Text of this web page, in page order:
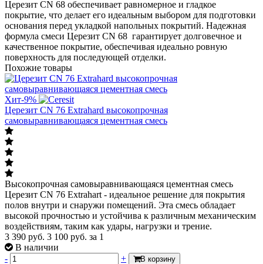
Церезит CN 68 обеспечивает равномерное и гладкое
покрытие, что делает его идеальным выбором для подготовки
основания перед укладкой напольных покрытий. Надежная
формула смеси Церезит CN 68 гарантирует долговечное и
качественное покрытие, обеспечивая идеально ровную
поверхность для последующей отделки.
Похожие товары
Хит-9%
Церезит CN 76 Extrahard высокопрочная
самовыравнивающаяся цементная смесь
Высокопрочная самовыравнивающаяся цементная смесь
Церезит CN 76 Extrahart - идеальное решение для покрытия
полов внутри и снаружи помещений. Эта смесь обладает
высокой прочностью и устойчива к различным механическим
воздействиям, таким как удары, нагрузки и трение.
3 390 руб. 3 100 руб. за 1
В наличии
-
+ В корзину